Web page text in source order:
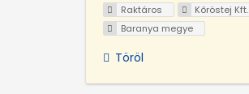
Raktáros
Kőröstej Kft.
Baranya megye
Töröl